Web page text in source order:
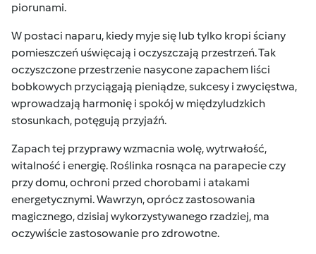
piorunami.
W postaci naparu, kiedy myje się lub tylko kropi ściany
pomieszczeń uświęcają i oczyszczają przestrzeń. Tak
oczyszczone przestrzenie nasycone zapachem liści
bobkowych przyciągają pieniądze, sukcesy i zwycięstwa,
wprowadzają harmonię i spokój w międzyludzkich
stosunkach, potęgują przyjaźń.
Zapach tej przyprawy wzmacnia wolę, wytrwałość,
witalność i energię. Roślinka rosnąca na parapecie czy
przy domu, ochroni przed chorobami i atakami
energetycznymi. Wawrzyn, oprócz zastosowania
magicznego, dzisiaj wykorzystywanego rzadziej, ma
oczywiście zastosowanie pro zdrowotne.